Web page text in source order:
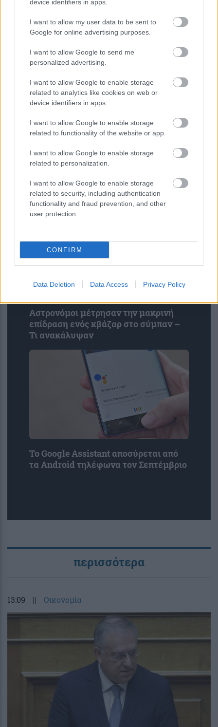
device identifiers in apps.
I want to allow my user data to be sent to
Google for online advertising purposes.
I want to allow Google to send me
personalized advertising.
I want to allow Google to enable storage
related to analytics like cookies on web or
device identifiers in apps.
I want to allow Google to enable storage
related to functionality of the website or app.
I want to allow Google to enable storage
related to personalization.
I want to allow Google to enable storage
related to security, including authentication
functionality and fraud prevention, and other
user protection.
CONFIRM
Data Deletion Data Access Privacy Policy
του Σισμανογλείου
Αυξημένη χοληστερίνη: Πότε δεν
είναι αναγκαία τα φάρμακα; Τι έδειξε
μελέτη
Αστρονόμοι μέτρησαν την μακρινή
επίδραση ενός κβάζαρ στο σύμπαν –
Τι ανακάλυψαν
Το Google Assistant αποσύρεται από
τα Android τηλέφωνα τον Σεπτέμβριο
περισσότερα
13:09 || Οικονομία